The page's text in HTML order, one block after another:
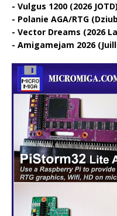
Vulgus 1200 (2026 JOTD)
Polanie AGA/RTG
Vector Dreams (2026
Amigamejam 2026